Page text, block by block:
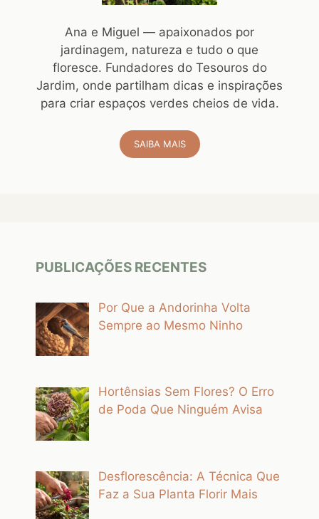
Ana e Miguel — apaixonados por
jardinagem, natureza e tudo o que
floresce. Fundadores do Tesouros do
Jardim, onde partilham dicas e inspirações
para criar espaços verdes cheios de vida.
SAIBA MAIS
PUBLICAÇÕES RECENTES
Por Que a Andorinha Volta
Sempre ao Mesmo Ninho
Hortênsias Sem Flores? O Erro
de Poda Que Ninguém Avisa
Desflorescência: A Técnica Que
Faz a Sua Planta Florir Mais